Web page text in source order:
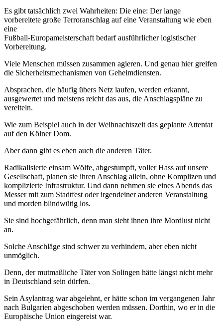
Es gibt tatsächlich zwei Wahrheiten: Die eine: Der lange
vorbereitete große Terroranschlag auf eine Veranstaltung wie eben
eine
Fußball-Europameisterschaft bedarf ausführlicher logistischer
Vorbereitung.
Viele Menschen müssen zusammen agieren. Und genau hier greifen
die Sicherheitsmechanismen von Geheimdiensten.
Absprachen, die häufig übers Netz laufen, werden erkannt,
ausgewertet und meistens reicht das aus, die Anschlagspläne zu
vereiteln.
Wie zum Beispiel auch in der Weihnachtszeit das geplante Attentat
auf den Kölner Dom.
Aber dann gibt es eben auch die anderen Täter.
Radikalisierte einsam Wölfe, abgestumpft, voller Hass auf unsere
Gesellschaft, planen sie ihren Anschlag allein, ohne Komplizen und
komplizierte Infrastruktur. Und dann nehmen sie eines Abends das
Messer mit zum Stadtfest oder irgendeiner anderen Veranstaltung
und morden blindwütig los.
Sie sind hochgefährlich, denn man sieht ihnen ihre Mordlust nicht
an.
Solche Anschläge sind schwer zu verhindern, aber eben nicht
unmöglich.
Denn, der mutmaßliche Täter von Solingen hätte längst nicht mehr
in Deutschland sein dürfen.
Sein Asylantrag war abgelehnt, er hätte schon im vergangenen Jahr
nach Bulgarien abgeschoben werden müssen. Dorthin, wo er in die
Europäische Union eingereist war.